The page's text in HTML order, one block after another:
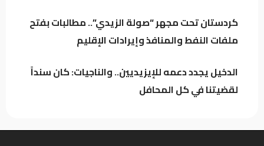
السوق النفطي
كردستان تحت مجهر “صولة الزيدي”.. مطالبات بفتح
ملفات النفط والمنافذ وإيرادات الإقليم
الدخيل يجدد دعمه للإيزيديين.. والناجيات: كان سنداً
لقضيتنا في كل المحافل